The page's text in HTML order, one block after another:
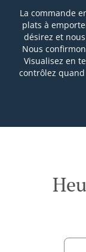
La commande
plats à
désirez et
Nous
Visualisez en
contrôlez